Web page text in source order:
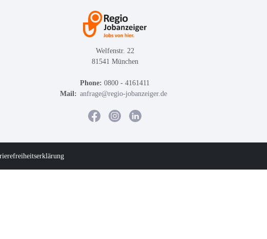
Welfenstr. 22
81541 München
Phone: 0800 - 4161411
Mail: anfrage@regio-jobanzeiger.de